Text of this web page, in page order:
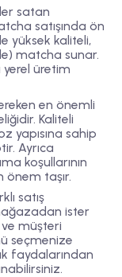
satan
satışında ön
yüksek kaliteli,
matcha sunar.
üretim
en önemli
Kaliteli
yapısına sahip
Ayrıca
koşullarının
önem taşır.
satış
ister
müşteri
seçmenize
faydalarından